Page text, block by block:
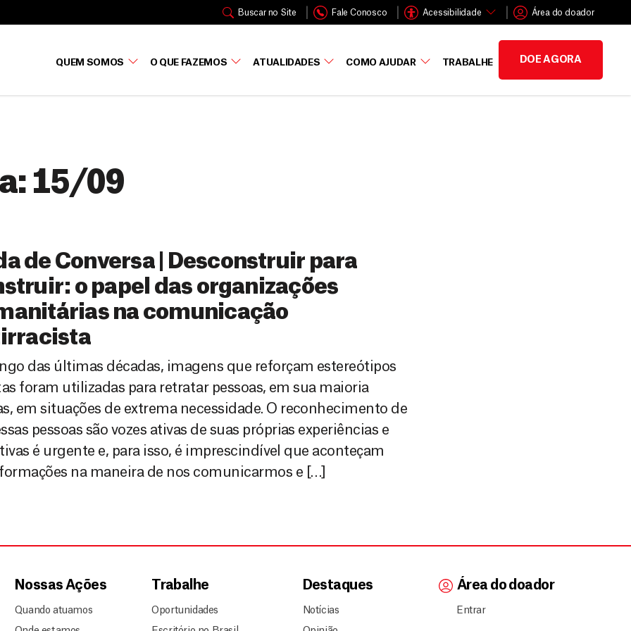
Buscar no Site Fale Conosco Acessibilidade Área do doador
QUEM SOMOS O QUE FAZEMOS ATUALIDADES COMO AJUDAR TRABALHE DOE AGORA
15/09
de Conversa | Desconstruir para
o papel das organizações
na comunicação
das últimas décadas, imagens que reforçam estereótipos
foram utilizadas para retratar pessoas, em sua maioria
em situações de extrema necessidade. O reconhecimento de
pessoas são vozes ativas de suas próprias experiências e
é urgente e, para isso, é imprescindível que aconteçam
na maneira de nos comunicarmos e […]
Nossas Ações
Quando atuamos
Trabalhe
Oportunidades
Destaques
Notícias
Área do doador
Entrar